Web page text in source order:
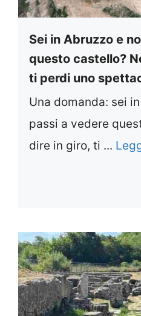
Sei in Abruzzo e
questo castello?
ti perdi uno
Una domanda: sei
passi a vedere
dire in giro, ti ...